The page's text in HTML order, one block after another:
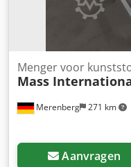
Merenberg 271 km
Menger voor
Mass
Aanvragen